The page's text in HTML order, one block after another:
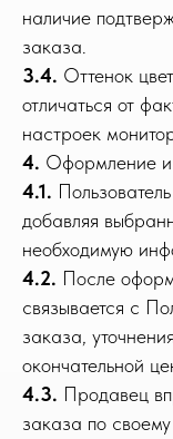
наличие
заказа.
3.4. Оттенок
отличаться от
настроек
4. Оформление и
4.1.
добавляя
необходимую
4.2. После
связывается с
заказа,
окончательной
4.3. Продавец
заказа по